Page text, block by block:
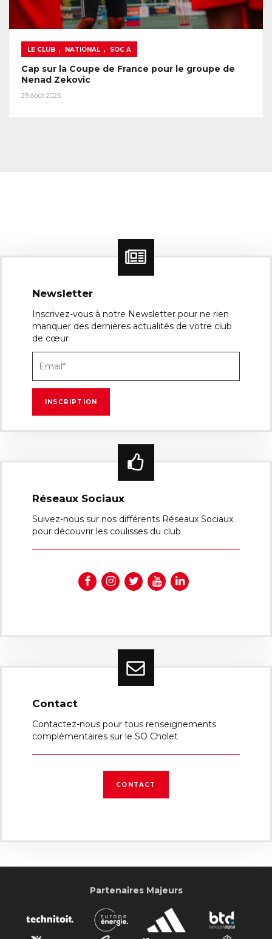
LE CLUB , NATIONAL , SOC A
Cap sur la Coupe de France pour le groupe de
Nenad Zekovic
29 août 2025
Newsletter
Inscrivez-vous à notre Newsletter pour ne rien
manquer des dernières actualités de votre club
de cœur
Réseaux Sociaux
Suivez-nous sur nos différents Réseaux Sociaux
pour découvrir les coulisses du club
Contact
Contactez-nous pour tous renseignements
complémentaires sur le SO Cholet
CONTACT
Partenaires Majeurs